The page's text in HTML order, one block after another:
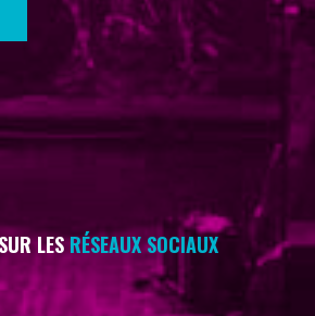
LESRÉSEAUX SOCIAUX